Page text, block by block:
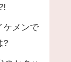
ケメンで
?